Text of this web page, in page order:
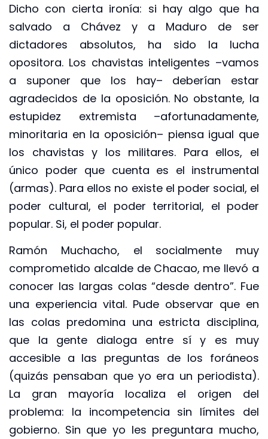
Dicho con cierta ironía: si hay algo que ha
salvado a Chávez y a Maduro de ser
dictadores absolutos, ha sido la lucha
opositora. Los chavistas inteligentes –vamos
a suponer que los hay– deberían estar
agradecidos de la oposición. No obstante, la
estupidez extremista –afortunadamente,
minoritaria en la oposición– piensa igual que
los chavistas y los militares. Para ellos, el
único poder que cuenta es el instrumental
(armas). Para ellos no existe el poder social, el
poder cultural, el poder territorial, el poder
popular. Si, el poder popular.
Ramón Muchacho, el socialmente muy
comprometido alcalde de Chacao, me llevó a
conocer las largas colas “desde dentro”. Fue
una experiencia vital. Pude observar que en
las colas predomina una estricta disciplina,
que la gente dialoga entre sí y es muy
accesible a las preguntas de los foráneos
(quizás pensaban que yo era un periodista).
La gran mayoría localiza el origen del
problema: la incompetencia sin límites del
gobierno. Sin que yo les preguntara mucho,